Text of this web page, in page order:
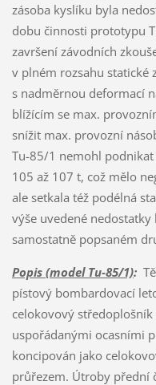
zásoba kyslíku byla
dobu činnosti prototypu
završení závodních
v plném rozsahu statické
s nadměrnou deformací
blížícím se max.
snížit max. provozní
Tu-85/1 nemohl
105 až 107 t, což mělo
ale setkala též podélná
výše uvedené
samostatně popsaném
Popis (model Tu-85/1):
pístový bombardovací
celokovový
uspořádanými ocasními
koncipován jako
průřezem. Útroby přední